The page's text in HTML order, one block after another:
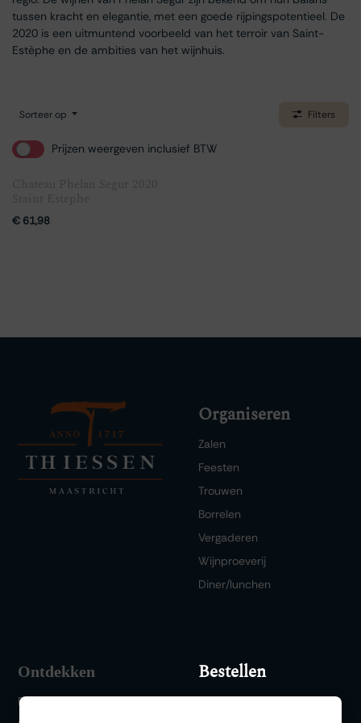
tussen kracht en elegantie, met een goede rijpingspotentieel. De
2020 is een uitmuntend voorbeeld van het terroir van Saint-
Estèphe en de ambities van het wijnhuis.
Sorteer op Filters
Prijzen weergeven inclusief BTW
€ 61,98
Organiseren
Zalen
Feesten
Trouwen
Borrelen
Vergaderen
Wijnproeverij
Diner/lunchen
Ontdekken
FAQ
Bestellen
Wishlist